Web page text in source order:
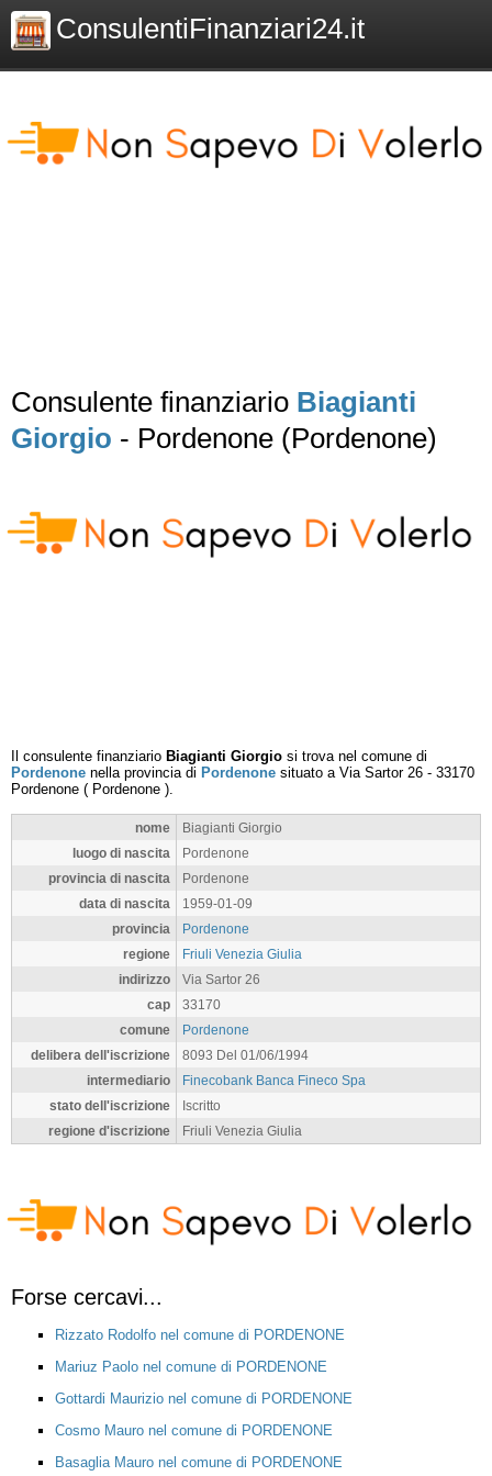
ConsulentiFinanziari24.it
Consulente finanziario Biagianti
Giorgio - Pordenone (Pordenone)
Il consulente finanziario Biagianti Giorgio si trova nel comune di
Pordenone nella provincia di Pordenone situato a Via Sartor 26 - 33170
Pordenone ( Pordenone ).
nome
Biagianti Giorgio
luogo di nascita
Pordenone
provincia di nascita
Pordenone
data di nascita
1959-01-09
provincia
Pordenone
regione
Friuli Venezia Giulia
indirizzo
Via Sartor 26
cap
33170
comune
Pordenone
delibera dell'iscrizione
8093 Del 01/06/1994
intermediario
Finecobank Banca Fineco Spa
stato dell'iscrizione
Iscritto
regione d'iscrizione
Friuli Venezia Giulia
Forse cercavi...
Rizzato Rodolfo nel comune di PORDENONE
Mariuz Paolo nel comune di PORDENONE
Gottardi Maurizio nel comune di PORDENONE
Cosmo Mauro nel comune di PORDENONE
Basaglia Mauro nel comune di PORDENONE